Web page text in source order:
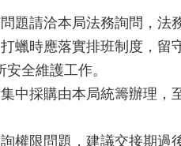
題請洽本局法務詢問，法
蠟時應落實排班制度，
全維護工作。
中採購由本局統籌辦理
權限問題，建議交接期